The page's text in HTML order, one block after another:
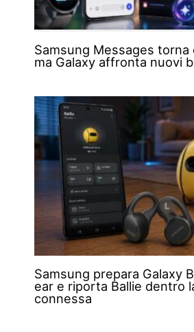
Samsung Messages torna
ma Galaxy affronta nuovi
Samsung prepara Galaxy
ear e riporta Ballie dentro
connessa